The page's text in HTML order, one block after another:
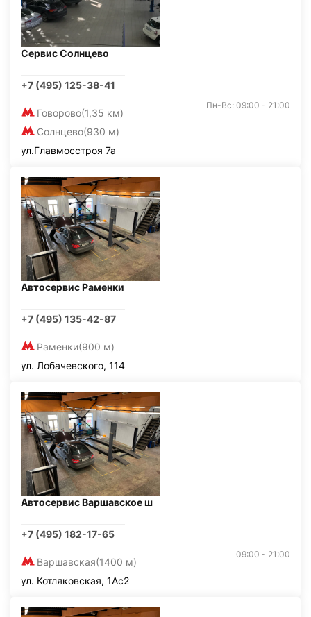
Сервис Солнцево
+7 (495) 125-38-41
Говорово(1,35 км)
Солнцево(930 м)
Пн-Вс: 09:00 - 21:00
ул.Главмосстроя 7а
Автосервис Раменки
+7 (495) 135-42-87
Раменки(900 м)
ул. Лобачевского, 114
Автосервис Варшавское ш
+7 (495) 182-17-65
Варшавская(1400 м)
09:00 - 21:00
ул. Котляковская, 1Ас2